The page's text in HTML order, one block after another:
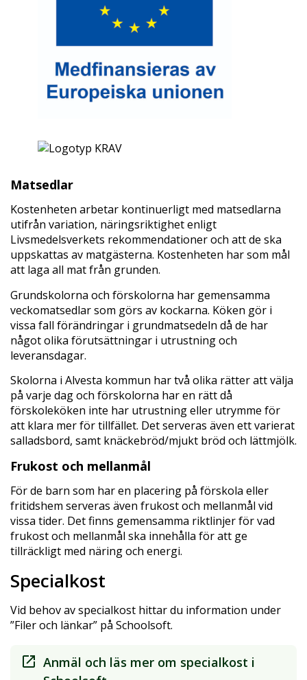
Matsedlar
Kostenheten arbetar kontinuerligt med matsedlarna
utifrån variation, näringsriktighet enligt
Livsmedelsverkets rekommendationer och att de ska
uppskattas av matgästerna. Kostenheten har som mål
att laga all mat från grunden.
Grundskolorna och förskolorna har gemensamma
veckomatsedlar som görs av kockarna. Köken gör i
vissa fall förändringar i grundmatsedeln då de har
något olika förutsättningar i utrustning och
leveransdagar.
Skolorna i Alvesta kommun har två olika rätter att välja
på varje dag och förskolorna har en rätt då
förskoleköken inte har utrustning eller utrymme för
att klara mer för tillfället. Det serveras även ett varierat
salladsbord, samt knäckebröd/mjukt bröd och lättmjölk.
Frukost och mellanmål
För de barn som har en placering på förskola eller
fritidshem serveras även frukost och mellanmål vid
vissa tider. Det finns gemensamma riktlinjer för vad
frukost och mellanmål ska innehålla för att ge
tillräckligt med näring och energi.
Specialkost
Vid behov av specialkost hittar du information under
”Filer och länkar” på Schoolsoft.
Anmäl och läs mer om specialkost i